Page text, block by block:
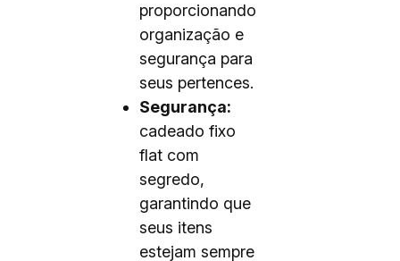
proporcionando
organização e
segurança para
seus pertences.
Segurança:
cadeado fixo
flat com
segredo,
garantindo que
seus itens
estejam sempre